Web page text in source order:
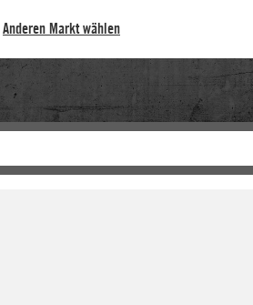
Anderen Markt wählen